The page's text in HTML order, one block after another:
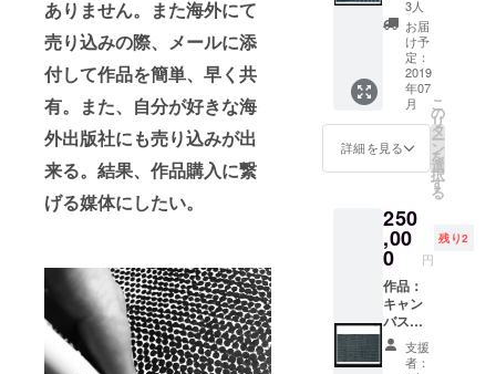
ありません。また海外にて
売り込みの際、メールに添
付して作品を簡単、早く共
有。 また、自分が好きな海
外出版社にも売り込みが出
来る。結果、 作品購入に繋
げる媒体にしたい。
バー、
裏側に
サイ
ン。
https://
www.in
stagra
m.com/
emen0
110/ 上
イトか
ら作品
を選ん
で頂
き、タ
イトル
名を明
記して
メール
3人
お届
け予
定：
2019
年07
月
詳細を見る
こ
の
リ
タ
ー
ン
を
選
択
す
る
250
,00
0 円
残り2
作品：
キャン
バス。
アクリ
ルとイ
支援
者：